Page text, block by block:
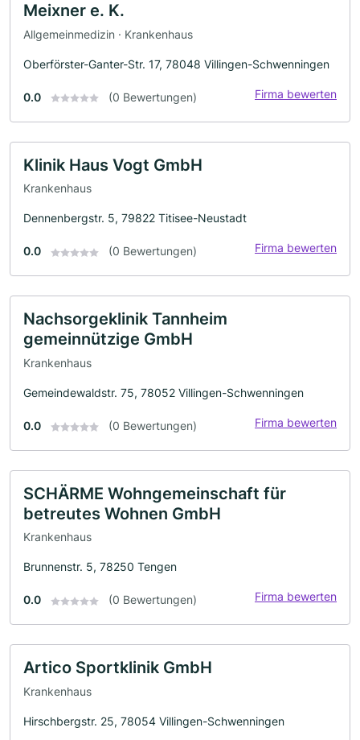
Meixner e. K.
Allgemeinmedizin · Krankenhaus
Oberförster-Ganter-Str. 17, 78048 Villingen-Schwenningen
0.0 (0 Bewertungen) Firma bewerten
Klinik Haus Vogt GmbH
Krankenhaus
Dennenbergstr. 5, 79822 Titisee-Neustadt
0.0 (0 Bewertungen) Firma bewerten
Nachsorgeklinik Tannheim
gemeinnützige GmbH
Krankenhaus
Gemeindewaldstr. 75, 78052 Villingen-Schwenningen
0.0 (0 Bewertungen) Firma bewerten
SCHÄRME Wohngemeinschaft für
betreutes Wohnen GmbH
Krankenhaus
Brunnenstr. 5, 78250 Tengen
0.0 (0 Bewertungen) Firma bewerten
Artico Sportklinik GmbH
Krankenhaus
Hirschbergstr. 25, 78054 Villingen-Schwenningen